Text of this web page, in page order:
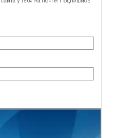
у тебя на почте! Подпишись